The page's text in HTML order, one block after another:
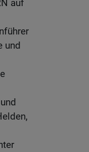
auf
und